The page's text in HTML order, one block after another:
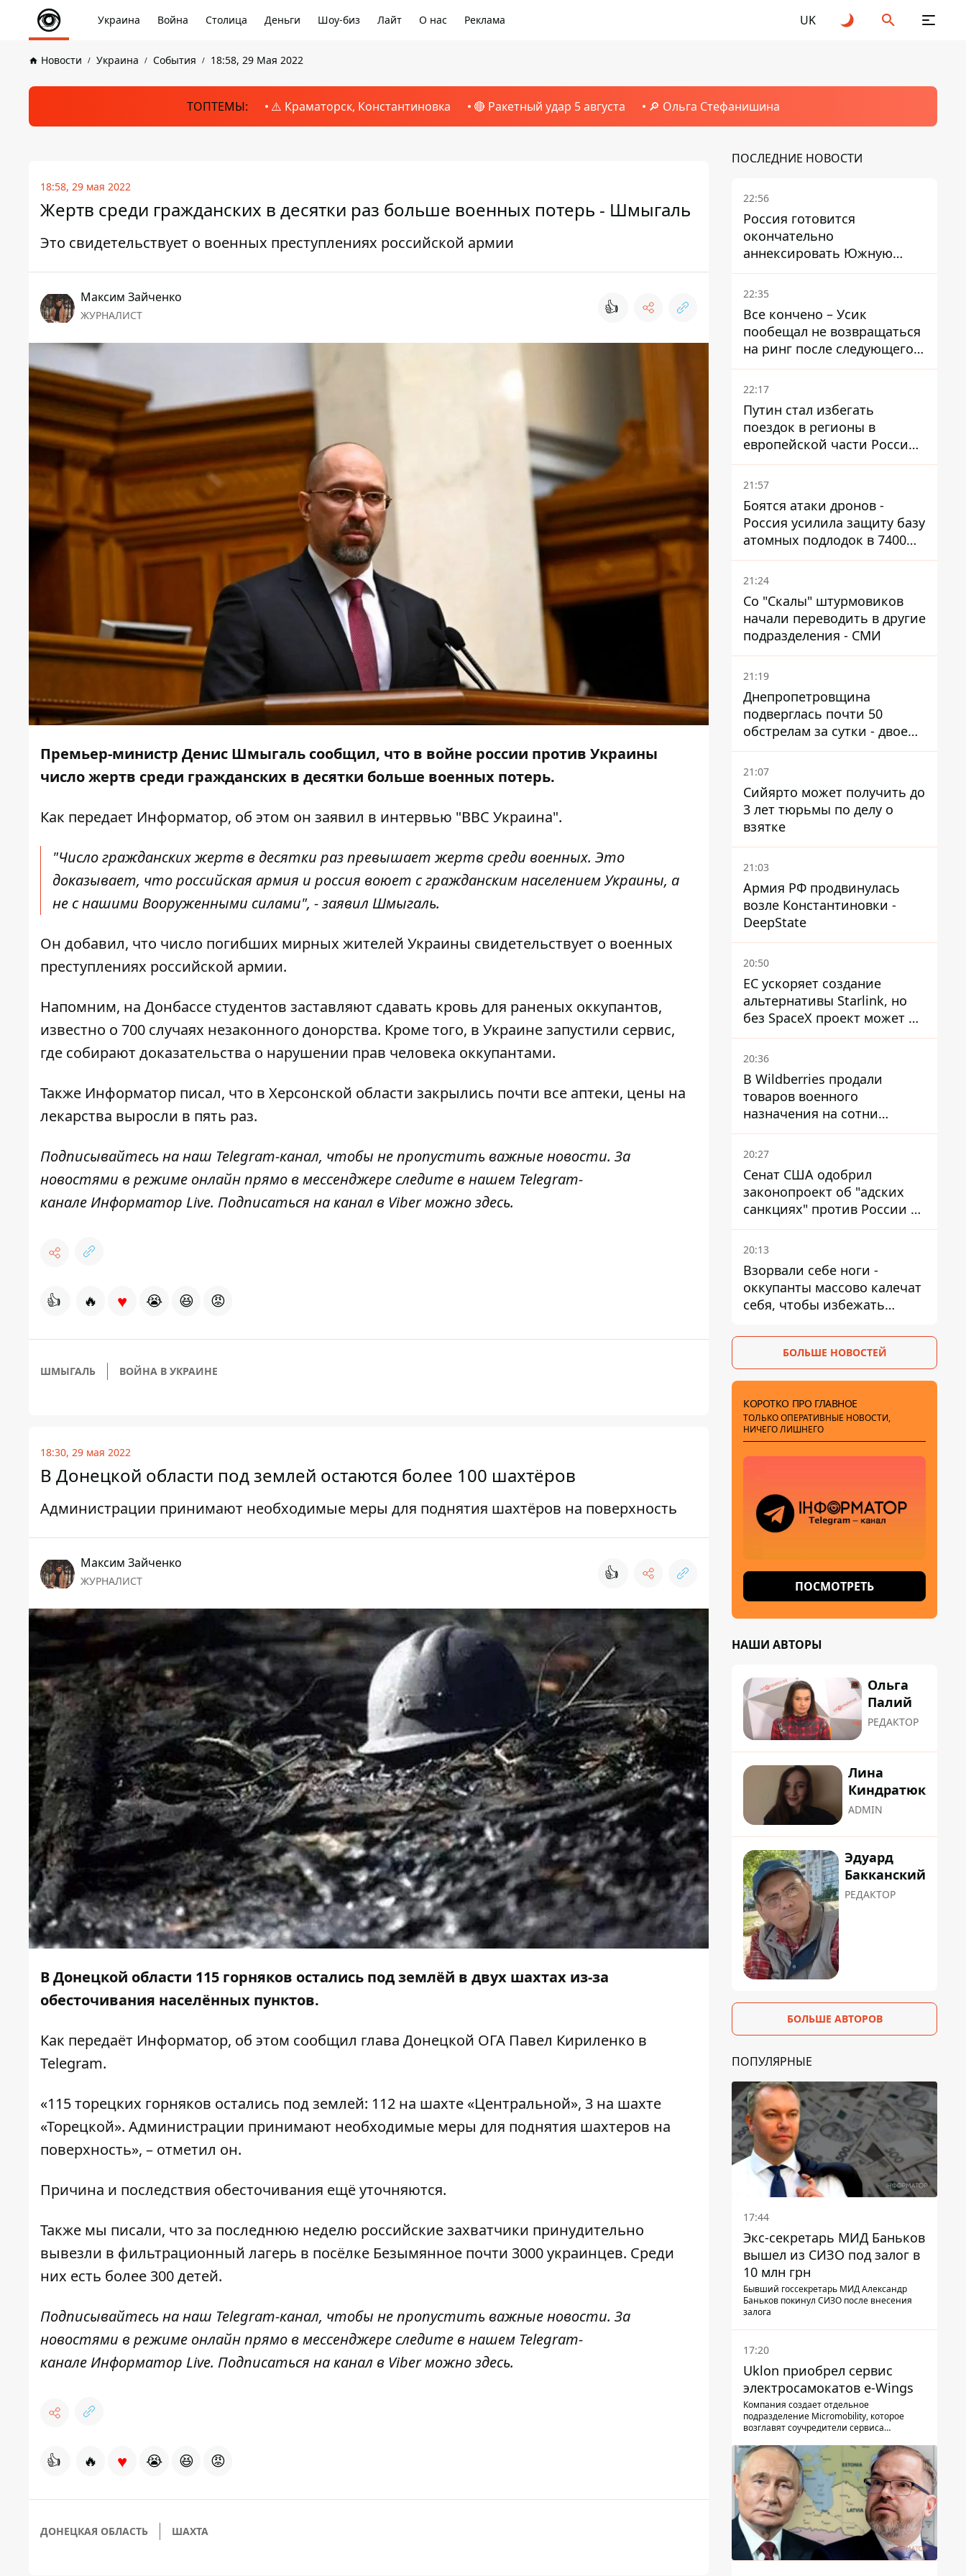
Украина Война Столица Деньги Шоу-биз Лайт О нас Реклама UK
Новости Украина События 18:58, 29 Мая 2022
ТОПТЕМЫ: ⚠️ Краматорск, Константиновка 🔴 Ракетный удар 5 августа 🔎 Ольга Стефанишина
18:58, 29 мая 2022
Жертв среди гражданских в десятки раз больше военных потерь - Шмыгаль
Это свидетельствует о военных преступлениях российской армии
Максим Зайченко
ЖУРНАЛИСТ 👍
Премьер-министр Денис Шмыгаль сообщил, что в войне россии против Украины
число жертв среди гражданских в десятки больше военных потерь.
Как передает Информатор, об этом он заявил в интервью "BBC Украина".
"Число гражданских жертв в десятки раз превышает жертв среди военных. Это
доказывает, что российская армия и россия воюет с гражданским населением Украины, а
не с нашими Вооруженными силами", - заявил Шмыгаль.
Он добавил, что число погибших мирных жителей Украины свидетельствует о военных
преступлениях российской армии.
Напомним, на Донбассе студентов заставляют сдавать кровь для раненых оккупантов,
известно о 700 случаях незаконного донорства. Кроме того, в Украинезапустили сервис,
где собирают доказательства о нарушении прав человека оккупантами.
Также Информатор писал, что в Херсонской области закрылись почти все аптеки, цены на
лекарства выросли в пять раз.
Подписывайтесь на наш Telegram-канал, чтобы не пропустить важные новости. За
новостями в режиме онлайн прямо в мессенджере следите в нашем Telegram-
канале Информатор Live. Подписаться на канал в Viber можноздесь.
👍 🔥 ♥ 😭 😆 😡
ШМЫГАЛЬ ВОЙНА В УКРАИНЕ
18:30, 29 мая 2022
В Донецкой области под землей остаются более 100 шахтёров
Администрации принимают необходимые меры для поднятия шахтёров на поверхность
Максим Зайченко
ЖУРНАЛИСТ 👍
В Донецкой области 115 горняков остались под землёй в двух шахтах из-за
обесточивания населённых пунктов.
Как передаёт Информатор, об этом сообщил глава Донецкой ОГА Павел Кириленко в
Telegram.
«115 торецких горняков остались под землей: 112 на шахте «Центральной», 3 на шахте
«Торецкой». Администрации принимают необходимые меры для поднятия шахтеров на
поверхность», – отметил он.
Причина и последствия обесточивания ещё уточняются.
Также мы писали, что за последнюю неделю российские захватчики принудительно
вывезли в фильтрационный лагерь в посёлке Безымянное почти 3000 украинцев. Среди
них есть более 300 детей.
Подписывайтесь на наш Telegram-канал, чтобы не пропустить важные новости. За
новостями в режиме онлайн прямо в мессенджере следите в нашем Telegram-
канале Информатор Live. Подписаться на канал в Viber можноздесь.
👍 🔥 ♥ 😭 😆 😡
ДОНЕЦКАЯ ОБЛАСТЬ ШАХТА
ПОСЛЕДНИЕ НОВОСТИ
22:56
Россия готовится
окончательно
аннексировать Южную
Осетию – страны НАТО
обеспокоены
22:35
Все кончено – Усик
пообещал не возвращаться
на ринг после следующего
боя
22:17
Путин стал избегать
поездок в регионы в
европейской части России,
куда регулярно долетают
дроны
21:57
Боятся атаки дронов -
Россия усилила защиту базу
атомных подлодок в 7400
км от Украины
21:24
Со "Скалы" штурмовиков
начали переводить в другие
подразделения - СМИ
21:19
Днепропетровщина
подверглась почти 50
обстрелам за сутки - двое
погибших, шесть
пострадавших
21:07
Сийярто может получить до
3 лет тюрьмы по делу о
взятке
21:03
Армия РФ продвинулась
возле Константиновки -
DeepState
20:50
ЕС ускоряет создание
альтернативы Starlink, но
без SpaceX проект может не
обойтись
20:36
В Wildberries продали
товаров военного
назначения на сотни
миллионов, но удары ВСУ
изменили ситуацию
20:27
Сенат США одобрил
законопроект об "адских
санкциях" против России и
Ирана
20:13
Взорвали себе ноги -
оккупанты массово калечат
себя, чтобы избежать
БОЛЬШЕ НОВОСТЕЙ
КОРОТКО ПРО ГЛАВНОЕ
ТОЛЬКО ОПЕРАТИВНЫЕ НОВОСТИ,
НИЧЕГО ЛИШНЕГО
ПОСМОТРЕТЬ
НАШИ АВТОРЫ
Ольга
Палий
РЕДАКТОР
Лина
Киндратюк
ADMIN
Эдуард
Бакканский
РЕДАКТОР
БОЛЬШЕ АВТОРОВ
ПОПУЛЯРНЫЕ
17:44
Экс-секретарь МИД Баньков
вышел из СИЗО под залог в
10 млн грн
Бывший госсекретарь МИД Александр
Баньков покинул СИЗО после внесения
залога
17:20
Uklon приобрел сервис
электросамокатов e-Wings
Компания создает отдельное
подразделение Micromobility, которое
возглавят соучредители сервиса